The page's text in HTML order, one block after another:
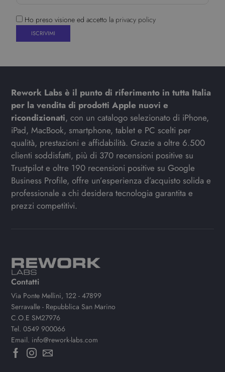
Ho preso visione ed accetto la privacy policy
Rework Labs è il punto di riferimento in tutta Italia
per la vendita di prodotti Apple nuovi e
ricondizionati, con un catalogo selezionato di iPhone,
iPad, MacBook, smartphone, tablet e PC scelti per
qualità, prestazioni e affidabilità. Grazie a oltre 6.500
clienti soddisfatti, più di 370 recensioni positive su
Trustpilot e oltre 190 recensioni positive su Google
Business Profile, offre un’esperienza d’acquisto solida e
professionale a chi desidera tecnologia garantita e
prezzi competitivi.
Contatti
Via Ponte Mellini, 122 - 47899
Serravalle - Repubblica San Marino
C.O.E SM27976
Tel.0549 900066
Email. info@rework-labs.com